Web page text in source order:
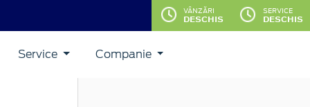
VÂNZĂRI
DESCHIS
SERVICE
DESCHIS
Service Companie